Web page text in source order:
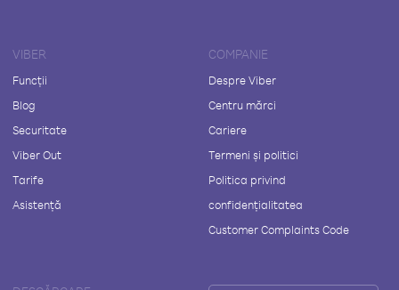
VIBER
Funcții
Blog
Securitate
Viber Out
Tarife
Asistență
COMPANIE
Despre Viber
Centru mărci
Cariere
Termeni și politici
Politica privind
confidențialitatea
Customer Complaints Code